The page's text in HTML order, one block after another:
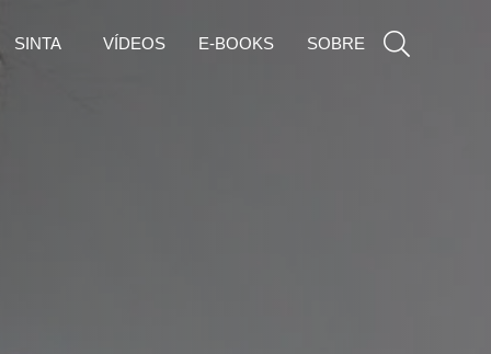
SINTA VÍDEOS E-BOOKS SOBRE